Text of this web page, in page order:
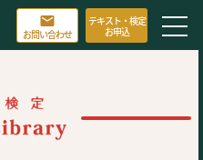

お問い合わせ
テキスト・検定
お申込